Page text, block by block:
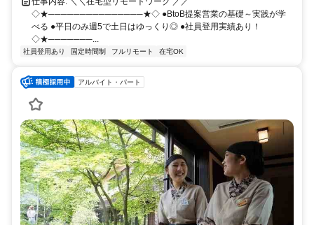
◇★───────────────★◇ ●BtoB提案営業の基礎～実践が学
べる ●平日のみ週5で土日はゆっくり◎ ●社員登用実績あり！
◇★───────...
社員登用あり 固定時間制 フルリモート 在宅OK
アルバイト・パート